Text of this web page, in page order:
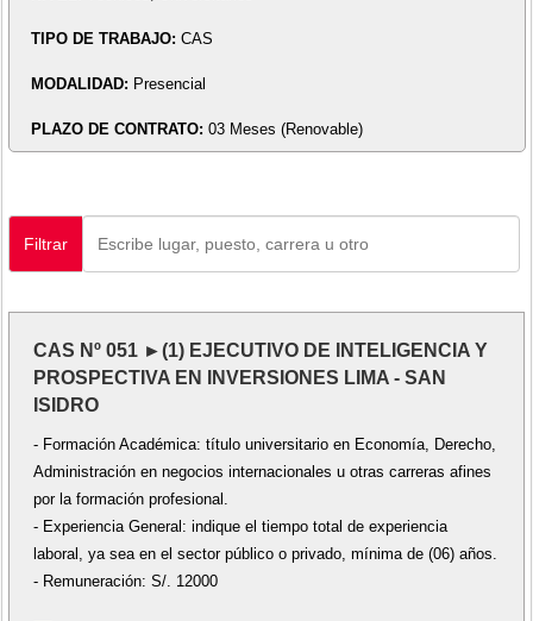
TIPO DE TRABAJO: CAS
MODALIDAD: Presencial
PLAZO DE CONTRATO: 03 Meses (Renovable)
Filtrar
CAS Nº 051 ►(1) EJECUTIVO DE INTELIGENCIA Y
PROSPECTIVA EN INVERSIONES LIMA - SAN
ISIDRO
- Formación Académica: título universitario en Economía, Derecho,
Administración en negocios internacionales u otras carreras afines
por la formación profesional.
- Experiencia General: indique el tiempo total de experiencia
laboral, ya sea en el sector público o privado, mínima de (06) años.
- Remuneración: S/. 12000